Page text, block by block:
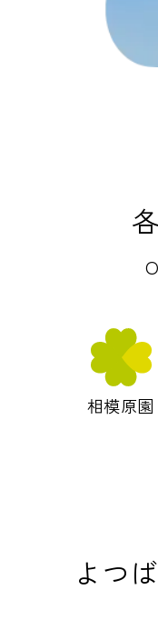
相模原園
よつ